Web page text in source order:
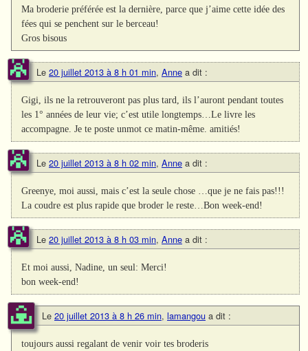
Ma broderie préférée est la dernière, parce que j’aime cette idée des
fées qui se penchent sur le berceau!
Gros bisous
Le 20 juillet 2013 à 8 h 01 min, Anne a dit :
Gigi, ils ne la retrouveront pas plus tard, ils l’auront pendant toutes
les 1° années de leur vie; c’est utile longtemps…Le livre les
accompagne. Je te poste unmot ce matin-même. amitiés!
Le 20 juillet 2013 à 8 h 02 min, Anne a dit :
Greenye, moi aussi, mais c’est la seule chose …que je ne fais pas!!!
La coudre est plus rapide que broder le reste…Bon week-end!
Le 20 juillet 2013 à 8 h 03 min, Anne a dit :
Et moi aussi, Nadine, un seul: Merci!
bon week-end!
Le 20 juillet 2013 à 8 h 26 min, lamangou a dit :
toujours aussi regalant de venir voir tes broderis